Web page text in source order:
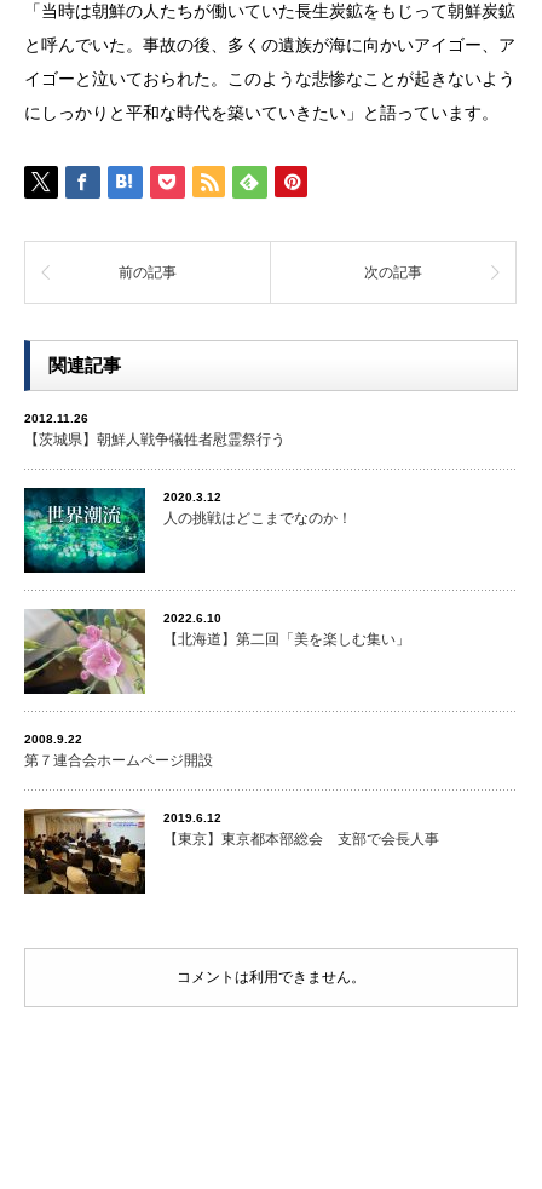
「当時は朝鮮の人たちが働いていた長生炭鉱をもじって朝鮮炭鉱
と呼んでいた。事故の後、多くの遺族が海に向かいアイゴー、ア
イゴーと泣いておられた。このような悲惨なことが起きないよう
にしっかりと平和な時代を築いていきたい」と語っています。
前の記事 次の記事
関連記事
2012.11.26
【茨城県】朝鮮人戦争犠牲者慰霊祭行う
2020.3.12
人の挑戦はどこまでなのか！
2022.6.10
【北海道】第二回「美を楽しむ集い」
2008.9.22
第７連合会ホームページ開設
2019.6.12
【東京】東京都本部総会 支部で会長人事
コメントは利用できません。